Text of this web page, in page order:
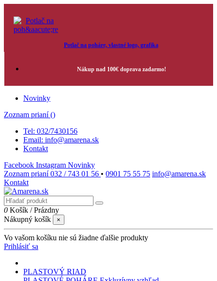
Potlač na poháre, vlastné logo, grafika
Nákup nad 100€ doprava zadarmo!
Novinky
Zoznam prianí ()
Tel: 032/7430156
Email: info@amarena.sk
Kontakt
Facebook Instagram Novinky
Zoznam prianí 032 / 743 01 56 • 0901 75 55 75 info@amarena.sk
Kontakt
0 Košík /Prázdny
Nákupný košík
×
Vo vašom košíku nie sú žiadne ďalšie produkty
Prihlásiť sa
PLASTOVÝ RIAD